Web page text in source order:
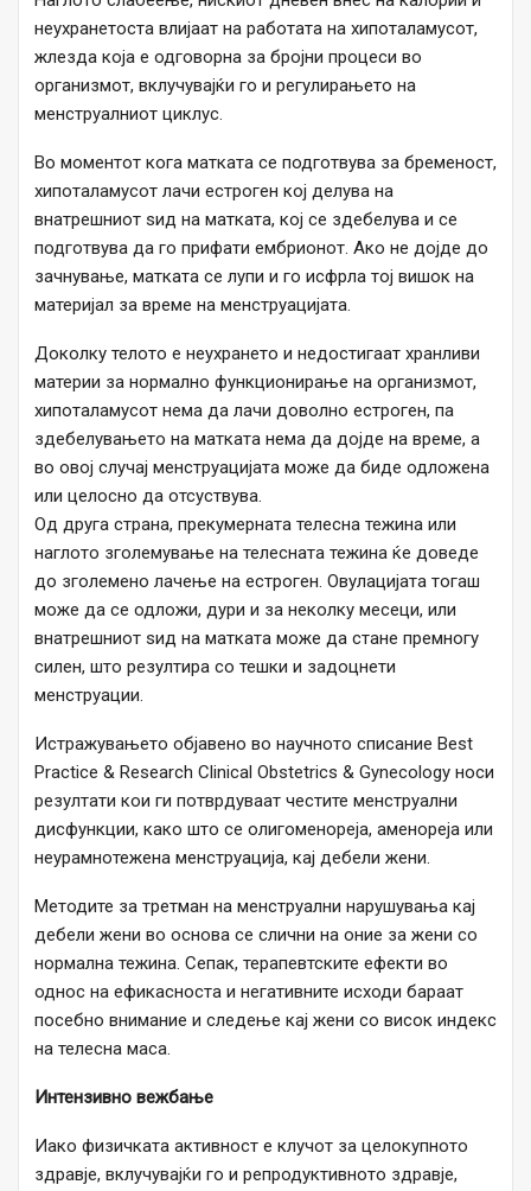
неухранетоста влијаат на работата на хипоталамусот,
жлезда која е одговорна за бројни процеси во
организмот, вклучувајќи го и регулирањето на
менструалниот циклус.
Во моментот кога матката се подготвува за бременост,
хипоталамусот лачи естроген кој делува на
внатрешниот ѕид на матката, кој се здебелува и се
подготвува да го прифати ембрионот. Ако не дојде до
зачнување, матката се лупи и го исфрла тој вишок на
материјал за време на менструацијата.
Доколку телото е неухрането и недостигаат хранливи
материи за нормално функционирање на организмот,
хипоталамусот нема да лачи доволно естроген, па
здебелувањето на матката нема да дојде на време, а
во овој случај менструацијата може да биде одложена
или целосно да отсуствува.
Од друга страна, прекумерната телесна тежина или
наглото зголемување на телесната тежина ќе доведе
до зголемено лачење на естроген. Овулацијата тогаш
може да се одложи, дури и за неколку месеци, или
внатрешниот ѕид на матката може да стане премногу
силен, што резултира со тешки и задоцнети
менструации.
Истражувањето објавено во научното списание Best
Practice & Research Clinical Obstetrics & Gynecology носи
резултати кои ги потврдуваат честите менструални
дисфункции, како што се олигоменореја, аменореја или
неурамнотежена менструација, кај дебели жени.
Методите за третман на менструални нарушувања кај
дебели жени во основа се слични на оние за жени со
нормална тежина. Сепак, терапевтските ефекти во
однос на ефикасноста и негативните исходи бараат
посебно внимание и следење кај жени со висок индекс
на телесна маса.
Интензивно вежбање
Иако физичката активност е клучот за целокупното
здравје, вклучувајќи го и репродуктивното здравје,